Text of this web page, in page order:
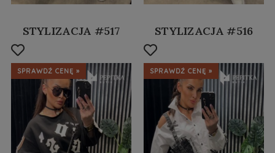
STYLIZACJA #517
SPRAWDŹ CENĘ »
STYLIZACJA #516
SPRAWDŹ CENĘ »